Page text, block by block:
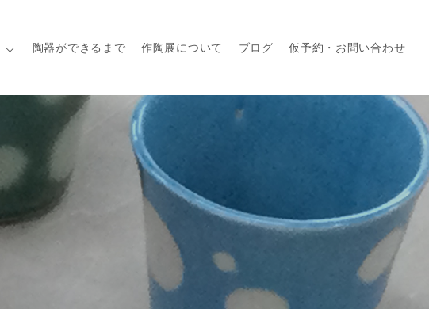
陶器ができるまで 作陶展について ブログ 仮予約・お問い合わせ